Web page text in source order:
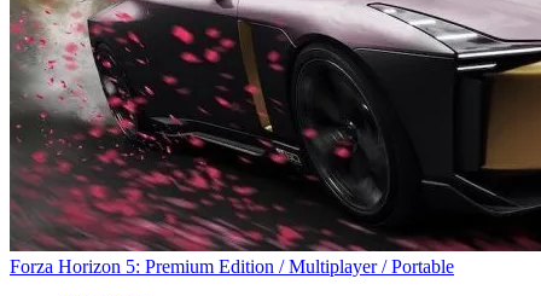
Forza Horizon 5: Premium Edition / Multiplayer / Portable